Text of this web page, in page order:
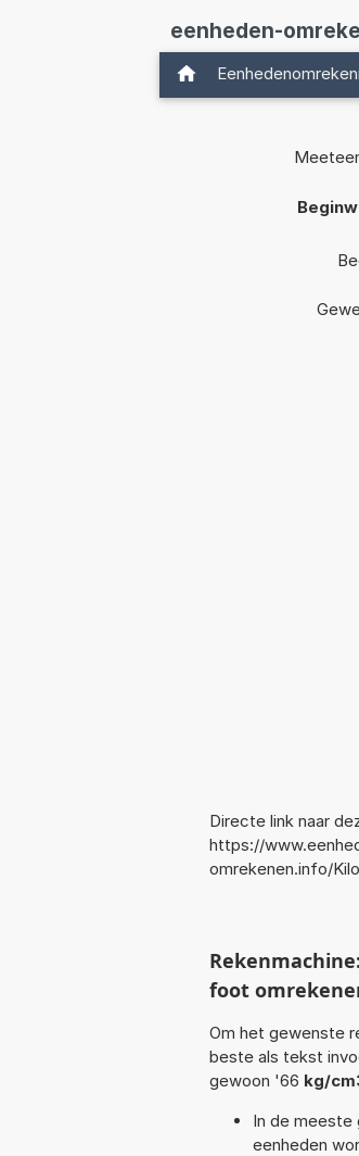
eenheden-
Directe link naar
https://
omrekenen.info/
foot
Om het gewenste
beste als tekst
gewoon '66 kg/
In de
eenheden